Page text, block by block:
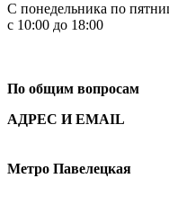
С понедельника по
с 10:00 до 18:00
По общим вопросам
АДРЕС И EMAIL
Метро Павелецкая